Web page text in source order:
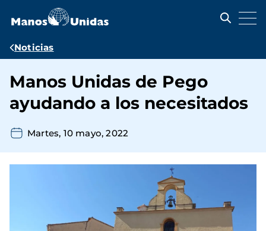
contenido
Ruta
navegación
Noticias
Manos Unidas de Pego
ayudando a los necesitados
Martes, 10 mayo, 2022